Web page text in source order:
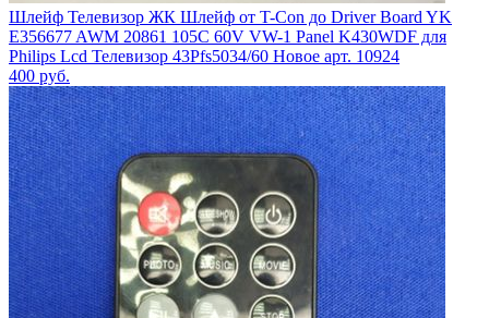
Шлейф Телевизор ЖК Шлейф от T-Con до Driver Board YK
E356677 AWM 20861 105C 60V VW-1 Panel K430WDF для
Philips Lcd Телевизор 43Pfs5034/60 Новое арт. 10924
400 руб.